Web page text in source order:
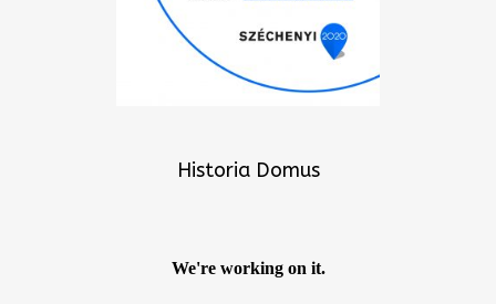
Historia Domus